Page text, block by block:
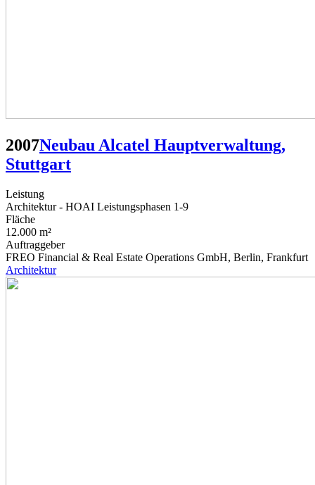
2007Neubau Alcatel Hauptverwaltung,
Stuttgart
Leistung
Architektur - HOAI Leistungsphasen 1-9
Fläche
12.000 m²
Auftraggeber
FREO Financial & Real Estate Operations GmbH, Berlin, Frankfurt
Architektur